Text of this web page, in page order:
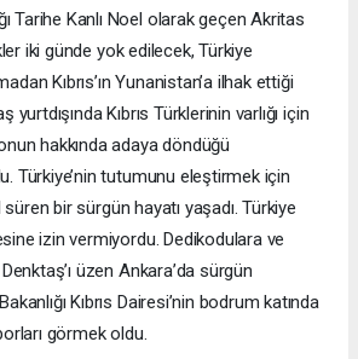
Tarihe Kanlı Noel olarak geçen Akritas
iki günde yok edilecek, Türkiye
Kıbrıs’ın Yunanistan’a ilhak ettiği
yurtdışında Kıbrıs Türklerinin varlığı için
hakkında adaya döndüğü
Türkiye’nin tutumunu eleştirmek için
süren bir sürgün hayatı yaşadı. Türkiye
izin vermiyordu. Dedikodulara ve
üzen Ankara’da sürgün
Kıbrıs Dairesi’nin bodrum katında
görmek oldu.